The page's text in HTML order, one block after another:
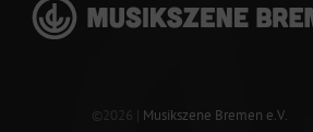
©2026 | Musikszene Bremen e.V.